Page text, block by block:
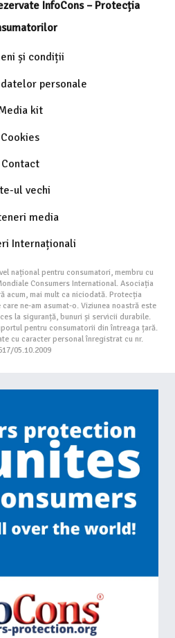
InfoCons – Protecția
și condiții
personale
kit
Cookies
Contact
ul vechi
media
Internaționali
național pentru consumatori, membru cu
Consumers International. Asociația
acum, mai mult ca niciodată. Protecția
ne-am asumat-o. Viziunea noastră este
la siguranță, bunuri și servicii durabile.
pentru consumatorii din întreaga țară.
cu caracter personal înregistrat cu nr.
05.10.2009